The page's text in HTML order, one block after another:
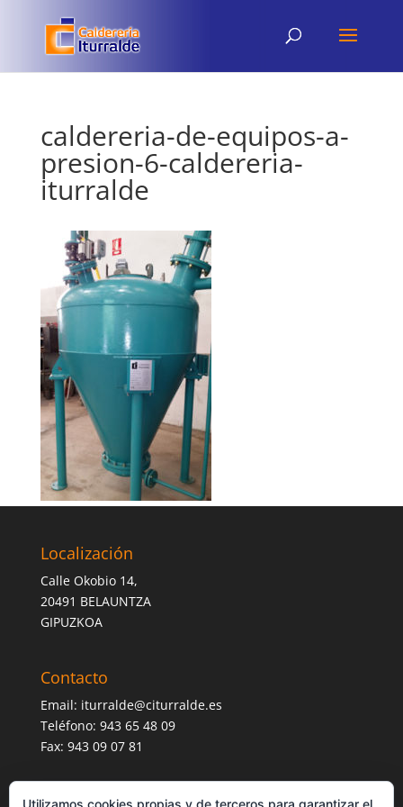
caldereria-de-equipos-a-
presion-6-caldereria-
iturralde
Localización
Calle Okobio 14,
20491 BELAUNTZA
GIPUZKOA
Contacto
Email: iturralde@citurralde.es
Teléfono: 943 65 48 09
Fax: 943 09 07 81
Utilizamos cookies propias y de terceros para garantizar el